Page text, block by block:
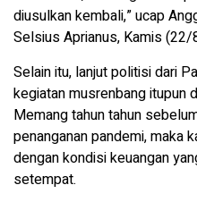
diusulkan kembali,” ucap
Selsius Aprianus, Kamis
Selain itu, lanjut politisi dari
kegiatan musrenbang itupun
Memang tahun tahun
penanganan pandemi, maka
dengan kondisi keuangan
setempat.